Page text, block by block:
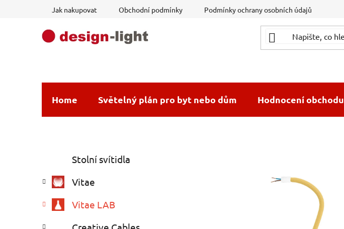
Jak nakupovat Obchodní podmínky Podmínky ochrany osobních údajů
Home Světelný plán pro byt nebo dům Hodnocení obchodu
s
r
kategorie
e
o
Stolní svítidla
Vitae
Vitae LAB